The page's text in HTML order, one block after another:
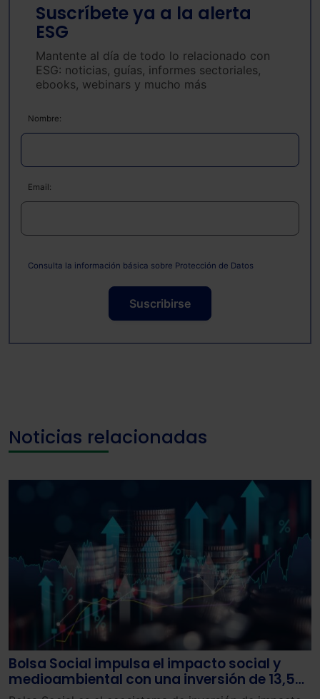
Suscríbete ya a la alerta
ESG
Mantente al día de todo lo relacionado con
ESG: noticias, guías, informes sectoriales,
ebooks, webinars y mucho más
Nombre:
Email:
Consulta la información básica sobre Protección de Datos
Suscribirse
Noticias relacionadas
Bolsa Social impulsa el impacto social y
medioambiental con una inversión de 13,5
millones de euros en una década